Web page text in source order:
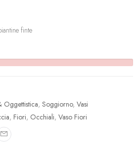
finte
Oggettistica, Soggiorno, Vasi
, Fiori, Occhiali, Vaso Fiori